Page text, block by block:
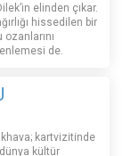
elinden çıkar.
hissedilen bir
de.
kartvizitinde
dünya kültür